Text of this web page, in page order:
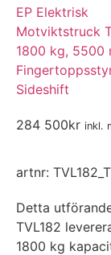
EP Elektrisk
Motviktstruck
1800 kg, 5500
Sideshift
284 500kr inkl.
artnr:
Detta
TVL182
1800 kg
E-post
Meddelande